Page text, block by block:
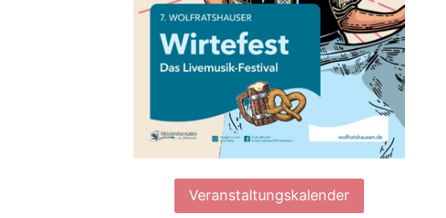
Veranstaltungskalender